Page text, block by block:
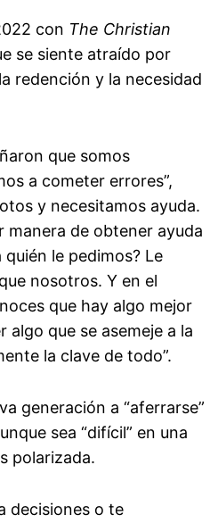
con The Christian
se siente atraído por
redención y la necesidad
que somos
a cometer errores”,
y necesitamos ayuda.
manera de obtener ayuda
quién le pedimos? Le
nosotros. Y en el
que hay algo mejor
algo que se asemeje a la
la clave de todo”.
generación a “aferrarse”
sea “difícil” en una
polarizada.
decisiones o te